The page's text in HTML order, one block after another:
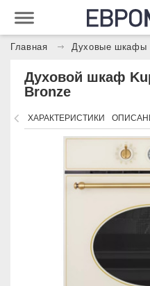
Главная Духовые шкафы
Духовой шкаф
Bronze
ХАРАКТЕРИСТИКИ